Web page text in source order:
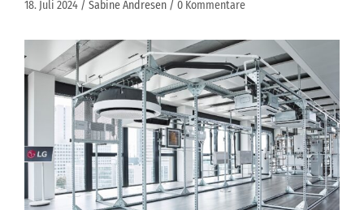
18. Juli 2024 Sabine Andresen 0 Kommentare